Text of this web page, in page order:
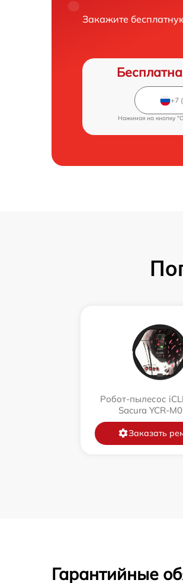
Закажите
Нажимая на кнопку
Робот-пылесос
Sacura YCR-
Заказать
Гарантийные